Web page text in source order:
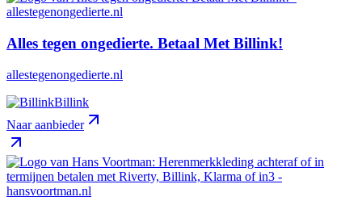
Alles tegen ongedierte. Betaal Met Billink!
allestegenongedierte.nl
Billink
Naar aanbieder